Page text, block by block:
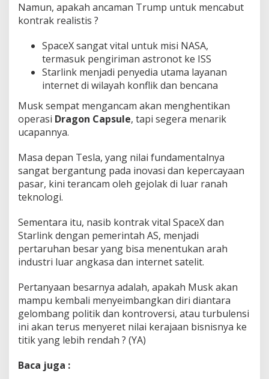
Namun, apakah ancaman Trump untuk mencabut
kontrak realistis ?
SpaceX sangat vital untuk misi NASA,
termasuk pengiriman astronot ke ISS
Starlink menjadi penyedia utama layanan
internet di wilayah konflik dan bencana
Musk sempat mengancam akan menghentikan
operasi Dragon Capsule, tapi segera menarik
ucapannya.
Masa depan Tesla, yang nilai fundamentalnya
sangat bergantung pada inovasi dan kepercayaan
pasar, kini terancam oleh gejolak di luar ranah
teknologi.
Sementara itu, nasib kontrak vital SpaceX dan
Starlink dengan pemerintah AS, menjadi
pertaruhan besar yang bisa menentukan arah
industri luar angkasa dan internet satelit.
Pertanyaan besarnya adalah, apakah Musk akan
mampu kembali menyeimbangkan diri diantara
gelombang politik dan kontroversi, atau turbulensi
ini akan terus menyeret nilai kerajaan bisnisnya ke
titik yang lebih rendah ? (YA)
Baca juga :